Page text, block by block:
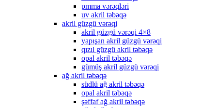
pmma vərəqləri
uv akril təbəqə
akril güzgü vərəqi
akril güzgü vərəqi 4×8
yapışan akril güzgü vərəqi
qızıl güzgü akril təbəqə
opal akril təbəqə
gümüş akril güzgü vərəqi
ağ akril təbəqə
südlü ağ akril təbəqə
opal akril təbəqə
şəffaf ağ akril təbəqə